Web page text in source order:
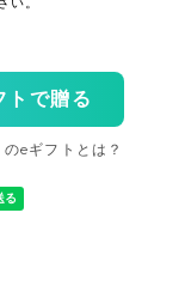
トで贈る
のeギフトとは？